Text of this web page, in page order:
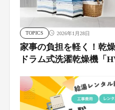
TOPICS 2026年1月28日
家事の負担を軽く！乾
ドラム式洗濯乾燥機「